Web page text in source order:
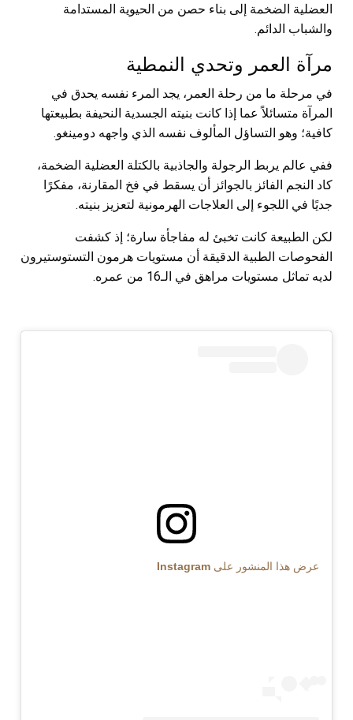
العضلية الضخمة إلى بناء حصن من الحيوية المستدامة
والشباب الدائم.
مرآة العمر وتحدي النمطية
في مرحلة ما من رحلة العمر، يجد المرء نفسه يحدق في
المرآة متسائلاً عما إذا كانت بنيته الجسدية النحيفة بطبيعتها
كافية؛ وهو التساؤل المألوف نفسه الذي واجهه دومينغو.
ففي عالم يربط الرجولة والجاذبية بالكتلة العضلية الضخمة،
كاد النجم الفائز بالجوائز أن يسقط في فخ المقارنة، مفكرًا
جديًا في اللجوء إلى العلاجات الهرمونية لتعزيز بنيته.
لكن الطبيعة كانت تخبئ له مفاجأة سارة؛ إذ كشفت
الفحوصات الطبية الدقيقة أن مستويات هرمون التستوستيرون
لديه تماثل مستويات مراهق في الـ16 من عمره.
عرض هذا المنشور على Instagram